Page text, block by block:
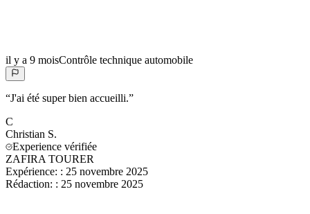
il y a 9 moisContrôle technique automobile
“J'ai été super bien accueilli.”
C
Christian S.
Experience vérifiée
ZAFIRA TOURER
Expérience: : 25 novembre 2025
Rédaction: : 25 novembre 2025